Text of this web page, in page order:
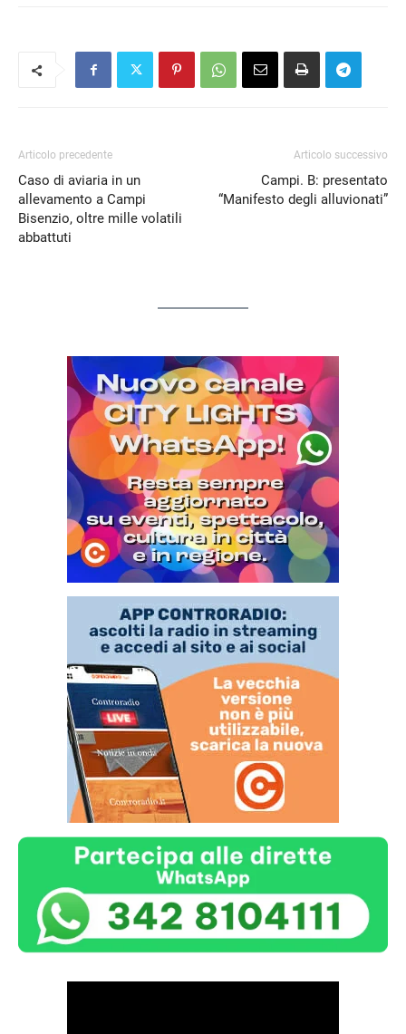
Articolo precedente
Caso di aviaria in un
allevamento a Campi
Bisenzio, oltre mille volatili
abbattuti
Articolo successivo
Campi. B: presentato
“Manifesto degli alluvionati”